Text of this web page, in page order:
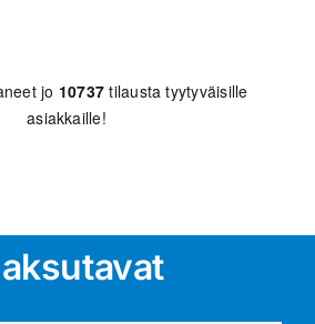
jo 10737 tilausta tyytyväisille
asiakkaille!